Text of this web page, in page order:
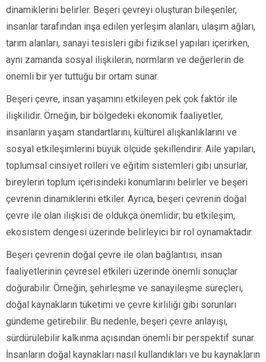
dinamiklerini belirler. Beşeri çevreyi oluşturan bileşenler,
insanlar tarafından inşa edilen yerleşim alanları, ulaşım ağları,
tarım alanları, sanayi tesisleri gibi fiziksel yapıları içerirken,
aynı zamanda sosyal ilişkilerin, normların ve değerlerin de
önemli bir yer tuttuğu bir ortam sunar.
Beşeri çevre, insan yaşamını etkileyen pek çok faktör ile
ilişkilidir. Örneğin, bir bölgedeki ekonomik faaliyetler,
insanların yaşam standartlarını, kültürel alışkanlıklarını ve
sosyal etkileşimlerini büyük ölçüde şekillendirir. Aile yapıları,
toplumsal cinsiyet rolleri ve eğitim sistemleri gibi unsurlar,
bireylerin toplum içerisindeki konumlarını belirler ve beşeri
çevrenin dinamiklerini etkiler. Ayrıca, beşeri çevrenin doğal
çevre ile olan ilişkisi de oldukça önemlidir; bu etkileşim,
ekosistem dengesi üzerinde belirleyici bir rol oynamaktadır.
Beşeri çevrenin doğal çevre ile olan bağlantısı, insan
faaliyetlerinin çevresel etkileri üzerinde önemli sonuçlar
doğurabilir. Örneğin, şehirleşme ve sanayileşme süreçleri,
doğal kaynakların tüketimi ve çevre kirliliği gibi sorunları
gündeme getirebilir. Bu nedenle, beşeri çevre anlayışı,
sürdürülebilir kalkınma açısından önemli bir perspektif sunar.
İnsanların doğal kaynakları nasıl kullandıkları ve bu kaynakların